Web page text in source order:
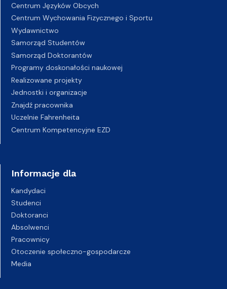
Centrum Języków Obcych
Centrum Wychowania Fizycznego i Sportu
Wydawnictwo
Samorząd Studentów
Samorząd Doktorantów
Programy doskonałości naukowej
Realizowane projekty
Jednostki i organizacje
Znajdź pracownika
Uczelnie Fahrenheita
Centrum Kompetencyjne EZD
Informacje dla
Kandydaci
Studenci
Doktoranci
Absolwenci
Pracownicy
Otoczenie społeczno-gospodarcze
Media